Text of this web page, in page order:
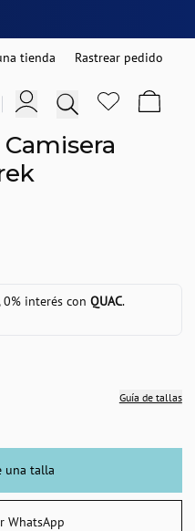
tienda Rastrear pedido
0% interés conQUAC.
Guía de tallas
una talla
WhatsApp